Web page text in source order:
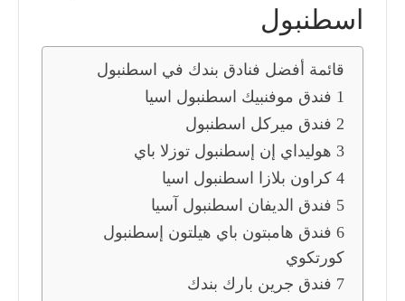
اسطنبول
قائمة أفضل فنادق بندك في اسطنبول
1 فندق موفنبيك اسطنبول اسيا
2 فندق ميركل اسطنبول
3 هوليداي إن إسطنبول توزلا باي
4 كراون بلازا اسطنبول اسيا
5 فندق الديفان اسطنبول آسيا
6 فندق هامبتون باي هيلتون إسطنبول
كورتكوي
7 فندق جرين بارك بندك